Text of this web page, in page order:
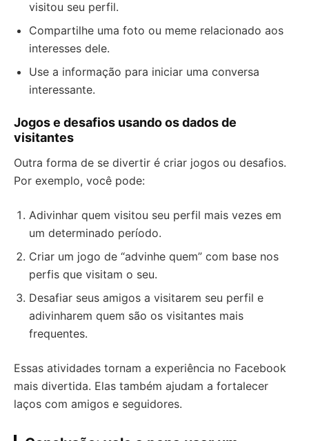
visitou seu perfil.
Compartilhe uma foto ou meme relacionado aos
interesses dele.
Use a informação para iniciar uma conversa
interessante.
Jogos e desafios usando os dados de
visitantes
Outra forma de se divertir é criar jogos ou desafios.
Por exemplo, você pode:
Adivinhar quem visitou seu perfil mais vezes em
um determinado período.
Criar um jogo de “advinhe quem” com base nos
perfis que visitam o seu.
Desafiar seus amigos a visitarem seu perfil e
adivinharem quem são os visitantes mais
frequentes.
Essas atividades tornam a experiência no Facebook
mais divertida. Elas também ajudam a fortalecer
laços com amigos e seguidores.